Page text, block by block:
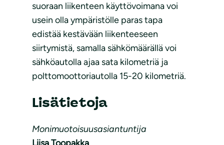
suoraan liikenteen käyttövoimana voi
usein olla ympäristölle paras tapa
edistää kestävään liikenteeseen
siirtymistä, samalla sähkömäärällä voi
sähköautolla ajaa sata kilometriä ja
polttomoottoriautolla 15-20 kilometriä.
Lisätietoja
Monimuotoisuusasiantuntija